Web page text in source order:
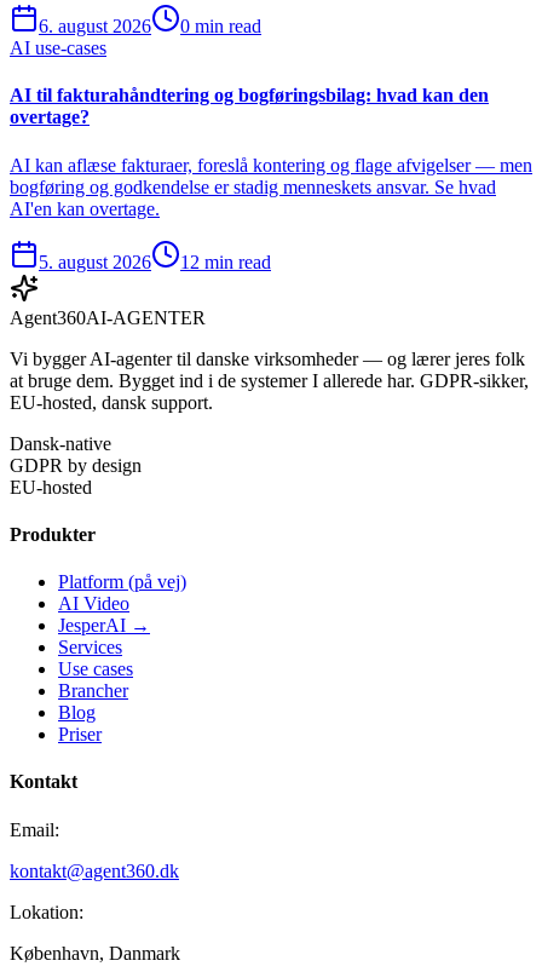
6. august 2026
0 min read
AI use-cases
AI til fakturahåndtering og bogføringsbilag: hvad kan den
overtage?
AI kan aflæse fakturaer, foreslå kontering og flage afvigelser — men
bogføring og godkendelse er stadig menneskets ansvar. Se hvad
AI'en kan overtage.
5. august 2026 12 min read
Agent360AI-AGENTER
Vi bygger AI-agenter til danske virksomheder — og lærer jeres folk
at bruge dem. Bygget ind i de systemer I allerede har. GDPR-sikker,
EU-hosted, dansk support.
Dansk-native
GDPR by design
EU-hosted
Produkter
Platform (på vej)
AI Video
JesperAI →
Services
Use cases
Brancher
Blog
Priser
Kontakt
Email:
kontakt@agent360.dk
Lokation:
København, Danmark